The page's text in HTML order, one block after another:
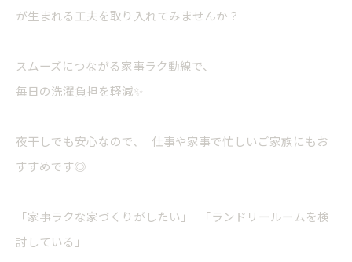
が生まれる工夫を取り入れてみませんか？
スムーズにつながる家事ラク動線で、
毎日の洗濯負担を軽減✨
夜干しでも安心なので、 仕事や家事で忙しいご家族にもお
すすめです◎
「家事ラクな家づくりがしたい」 「ランドリールームを検
討している」